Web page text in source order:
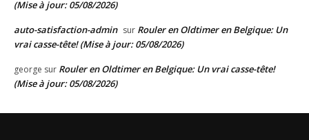
(Mise à jour: 05/08/2026)
auto-satisfaction-admin sur Rouler en Oldtimer en Belgique: Un
vrai casse-tête! (Mise à jour: 05/08/2026)
george sur Rouler en Oldtimer en Belgique: Un vrai casse-tête!
(Mise à jour: 05/08/2026)